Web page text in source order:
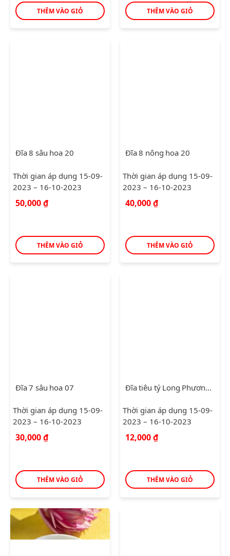
THÊM VÀO GIỎ
10,000 ₫.
THÊM VÀO GIỎ
Đĩa 8 sâu hoa 20
Thời gian áp dụng 15-09-
2023 – 16-10-2023
50,000₫
THÊM VÀO GIỎ
Đĩa 8 nông hoa 20
Thời gian áp dụng 15-09-
2023 – 16-10-2023
40,000₫
THÊM VÀO GIỎ
Đĩa 7 sâu hoa 07
Thời gian áp dụng 15-09-
2023 – 16-10-2023
30,000₫
THÊM VÀO GIỎ
Đĩa tiêu tý Long Phương Trắng
Thời gian áp dụng 15-09-
2023 – 16-10-2023
12,000₫
THÊM VÀO GIỎ